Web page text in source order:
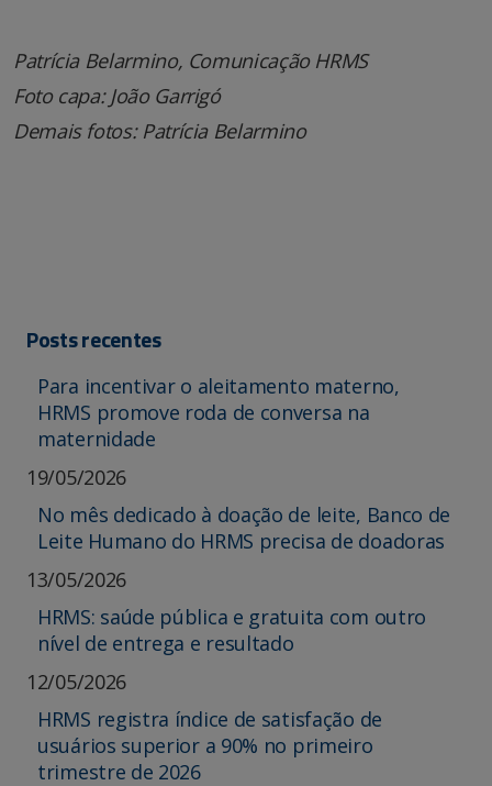
Patrícia Belarmino, Comunicação HRMS
Foto capa: João Garrigó
Demais fotos: Patrícia Belarmino
Posts recentes
Para incentivar o aleitamento materno,
HRMS promove roda de conversa na
maternidade
19/05/2026
No mês dedicado à doação de leite, Banco de
Leite Humano do HRMS precisa de doadoras
13/05/2026
HRMS: saúde pública e gratuita com outro
nível de entrega e resultado
12/05/2026
HRMS registra índice de satisfação de
usuários superior a 90% no primeiro
trimestre de 2026